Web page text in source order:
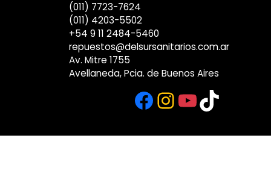
(011) 7723-7624
(011) 4203-5502
+54 9 11 2484-5460
repuestos@delsursanitarios.com.ar
Av. Mitre 1755
Avellaneda, Pcia. de Buenos Aires
Facebook
Instagram
TikTok